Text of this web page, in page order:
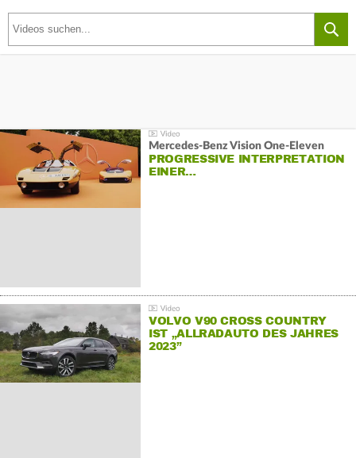
Mercedes-Benz Vision One-Eleven
PROGRESSIVE INTERPRETATION
EINER…
VOLVO V90 CROSS COUNTRY
IST „ALLRADAUTO DES JAHRES
2023”